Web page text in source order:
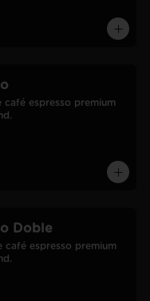
café espresso premium
Doble
café espresso premium